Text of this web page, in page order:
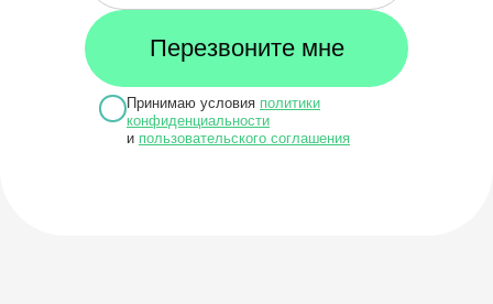
Принимаю условия политики
конфиденциальности
и пользовательского соглашения